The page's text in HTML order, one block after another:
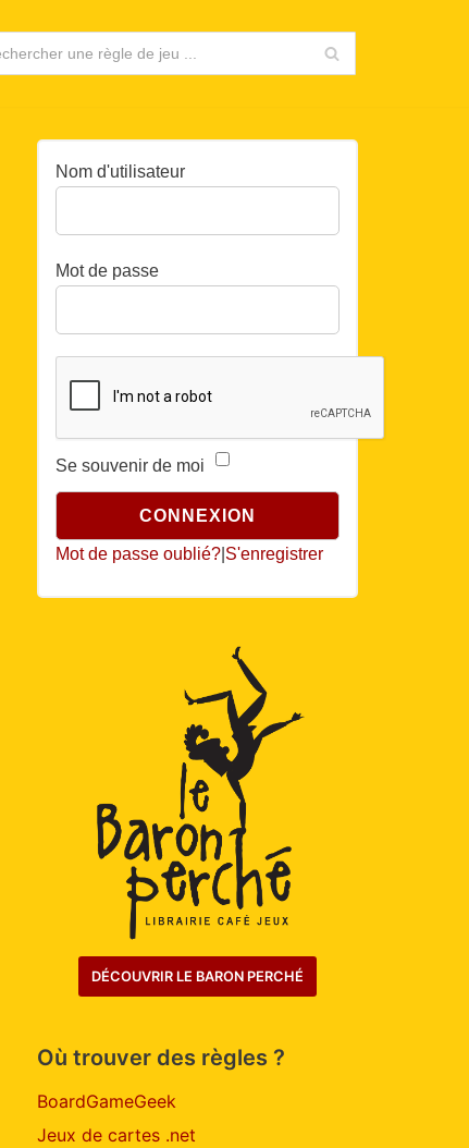
Nom d'utilisateur
Mot de passe
Se souvenir de moi
Mot de passe oublié? S'enregistrer
DÉCOUVRIR LE BARON PERCHÉ
Où trouver des règles ?
BoardGameGeek
Jeux de cartes .net